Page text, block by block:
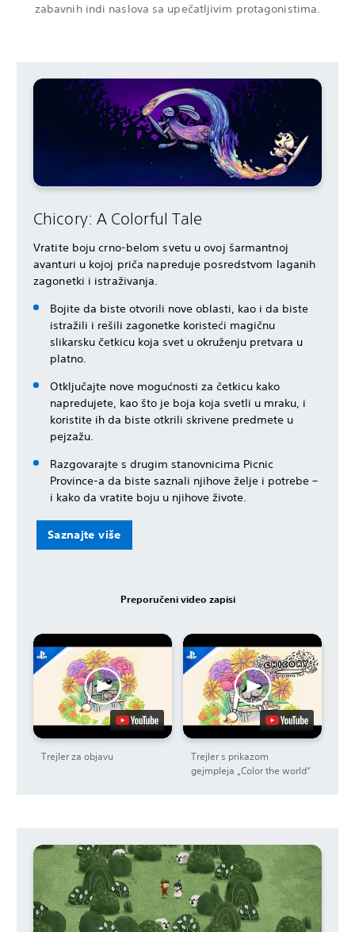
zabavnih indi naslova sa upečatljivim protagonistima.
Chicory: A Colorful Tale
Vratite boju crno-belom svetu u ovoj šarmantnoj
avanturi u kojoj priča napreduje posredstvom laganih
zagonetki i istraživanja.
Bojite da biste otvorili nove oblasti, kao i da biste
istražili i rešili zagonetke koristeći magičnu
slikarsku četkicu koja svet u okruženju pretvara u
platno.
Otključajte nove mogućnosti za četkicu kako
napredujete, kao što je boja koja svetli u mraku, i
koristite ih da biste otkrili skrivene predmete u
pejzažu.
Razgovarajte s drugim stanovnicima Picnic
Province-a da biste saznali njihove želje i potrebe –
i kako da vratite boju u njihove živote.
Saznajte više
Preporučeni video zapisi
Trejler za objavu
Trejler s prikazom
gejmpleja „Color the world“